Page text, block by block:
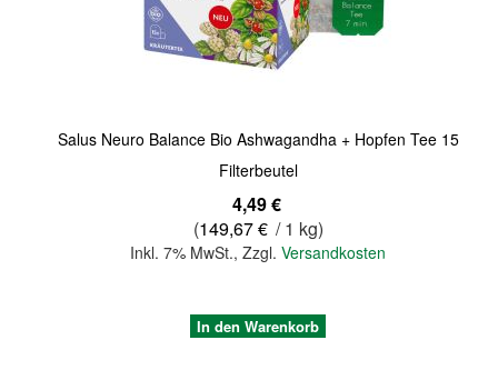
Salus Neuro Balance Bio Ashwagandha + Hopfen Tee 15
Filterbeutel
4,49 €
(149,67 € / 1 kg)
Inkl. 7% MwSt.,Zzgl.Versandkosten
In den Warenkorb